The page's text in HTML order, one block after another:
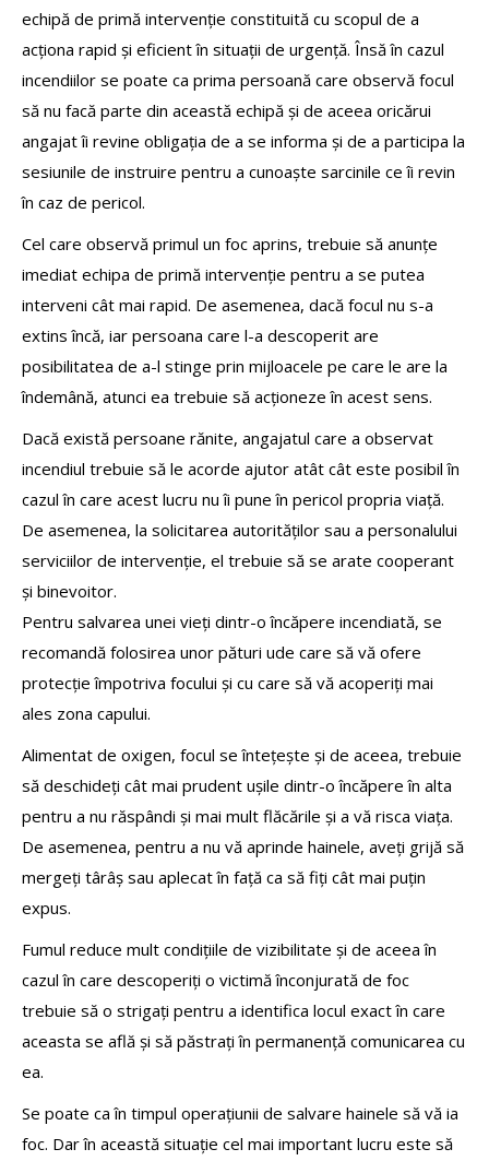
echipă de primă intervenție constituită cu scopul de a
acționa rapid și eficient în situații de urgență. Însă în cazul
incendiilor se poate ca prima persoană care observă focul
să nu facă parte din această echipă și de aceea oricărui
angajat îi revine obligația de a se informa și de a participa la
sesiunile de instruire pentru a cunoaște sarcinile ce îi revin
în caz de pericol.
Cel care observă primul un foc aprins, trebuie să anunțe
imediat echipa de primă intervenție pentru a se putea
interveni cât mai rapid. De asemenea, dacă focul nu s-a
extins încă, iar persoana care l-a descoperit are
posibilitatea de a-l stinge prin mijloacele pe care le are la
îndemână, atunci ea trebuie să acționeze în acest sens.
Dacă există persoane rănite, angajatul care a observat
incendiul trebuie să le acorde ajutor atât cât este posibil în
cazul în care acest lucru nu îi pune în pericol propria viață.
De asemenea, la solicitarea autorităților sau a personalului
serviciilor de intervenție, el trebuie să se arate cooperant
și binevoitor.
Pentru salvarea unei vieți dintr-o încăpere incendiată, se
recomandă folosirea unor pături ude care să vă ofere
protecție împotriva focului și cu care să vă acoperiți mai
ales zona capului.
Alimentat de oxigen, focul se întețește și de aceea, trebuie
să deschideți cât mai prudent ușile dintr-o încăpere în alta
pentru a nu răspândi și mai mult flăcările și a vă risca viața.
De asemenea, pentru a nu vă aprinde hainele, aveți grijă să
mergeți târâș sau aplecat în față ca să fiți cât mai puțin
expus.
Fumul reduce mult condițiile de vizibilitate și de aceea în
cazul în care descoperiți o victimă înconjurată de foc
trebuie să o strigați pentru a identifica locul exact în care
aceasta se află și să păstrați în permanență comunicarea cu
ea.
Se poate ca în timpul operațiunii de salvare hainele să vă ia
foc. Dar în această situație cel mai important lucru este să